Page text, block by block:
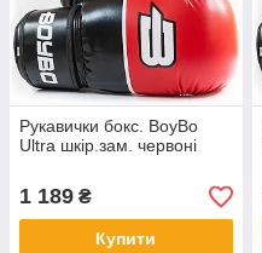
Рукавички бокс. BoyBo
Ultra шкір.зам. червоні
1 189 ₴
Купити